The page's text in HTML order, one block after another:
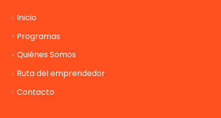
Inicio
Programas
Quiénes Somos
Ruta del emprendedor
Contacto